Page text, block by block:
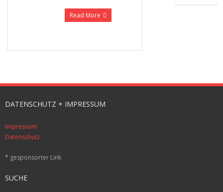
Read More
DATENSCHUTZ + IMPRESSUM
Impressum
Datenschutz
* gesponsorter Link
SUCHE